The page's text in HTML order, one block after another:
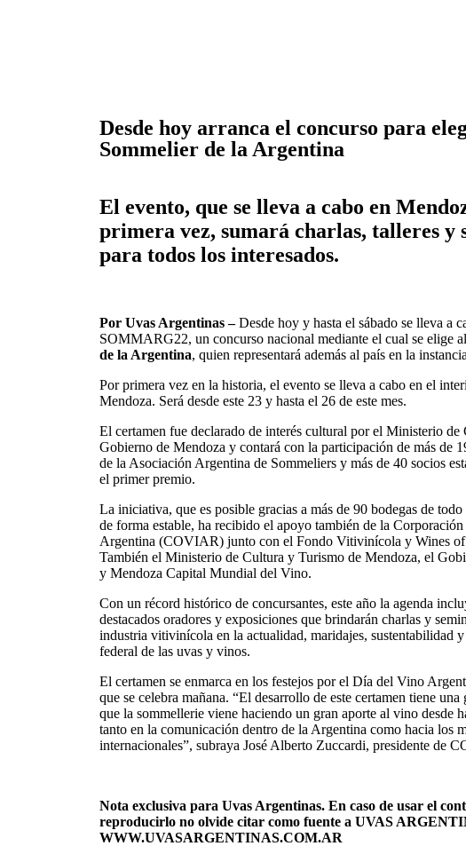
Desde hoy arranca el concurso para
Sommelier de la Argentina
El evento, que se lleva a cabo en
primera vez, sumará charlas, talleres y
para todos los interesados.
Por Uvas Argentinas –Desde hoy y hasta el sábado se lleva a
SOMMARG22, un concurso nacional mediante el cual se elige al
de la Argentina, quien representará además al país en la
Por primera vez en la historia, el evento se lleva a cabo en el
Mendoza. Será desde este 23 y hasta el 26 de este mes.
El certamen fue declarado de interés cultural por el Ministerio
Gobierno de Mendoza y contará con la participación de más de
de la Asociación Argentina de Sommeliers y más de 40 socios
el primer premio.
La iniciativa, que es posible gracias a más de 90 bodegas de
de forma estable, ha recibido el apoyo también de la
Argentina (COVIAR) junto con el Fondo Vitivinícola y Wines
También el Ministerio de Cultura y Turismo de Mendoza, el
y Mendoza Capital Mundial del Vino.
Con un récord histórico de concursantes, este año la agenda
destacados oradores y exposiciones que brindarán charlas y
industria vitivinícola en la actualidad, maridajes, sustentabilidad
federal de las uvas y vinos.
El certamen se enmarca en los festejos por el Día del Vino
que se celebra mañana. “El desarrollo de este certamen tiene
que la sommellerie viene haciendo un gran aporte al vino desde
tanto en la comunicación dentro de la Argentina como hacia los
internacionales”, subraya José Alberto Zuccardi, presidente de
Nota exclusiva para Uvas Argentinas. En caso de usar el
reproducirlo no olvide citar como fuente a UVAS
WWW.UVASARGENTINAS.COM.AR